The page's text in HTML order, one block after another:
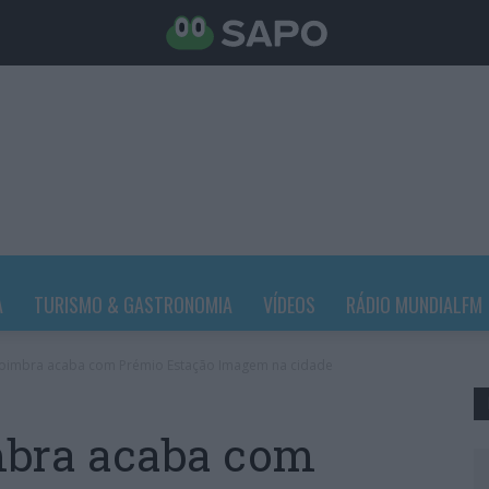
TURISMO & GASTRONOMIA VÍDEOS RÁDIO MUNDIALFM
acaba com